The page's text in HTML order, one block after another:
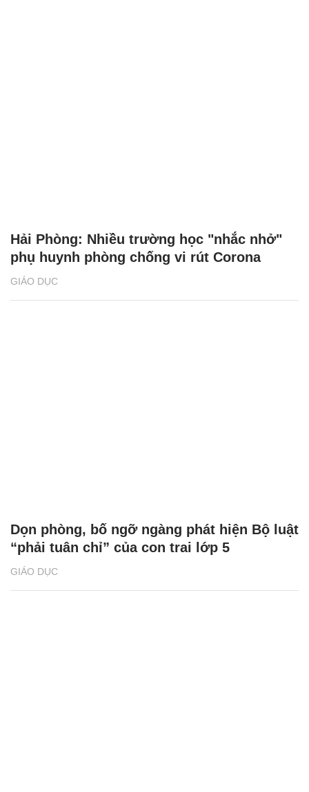
GIÁO DỤC
Hải Phòng: Nhiều trường học "nhắc nhở"
phụ huynh phòng chống vi rút Corona
GIÁO DỤC
Dọn phòng, bố ngỡ ngàng phát hiện Bộ luật
“phải tuân chỉ” của con trai lớp 5